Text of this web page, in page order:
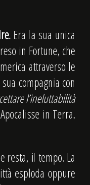
. Era la sua unica
in Fortune, che
attraverso le
compagnia con
l’ineluttabilità
in Terra.
resta, il tempo. La
esploda oppure